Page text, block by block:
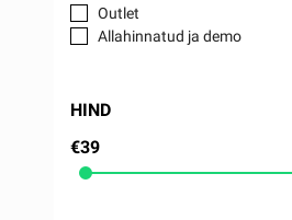
Outlet
Allahinnatud ja demo
HIND
€39